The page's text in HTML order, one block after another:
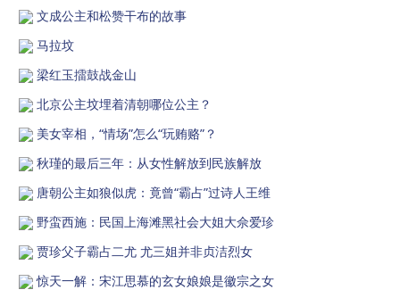
文成公主和松赞干布的故事
马拉坟
梁红玉擂鼓战金山
北京公主坟埋着清朝哪位公主？
美女宰相，“情场”怎么“玩贿赂”？
秋瑾的最后三年：从女性解放到民族解放
唐朝公主如狼似虎：竟曾“霸占”过诗人王维
野蛮西施：民国上海滩黑社会大姐大佘爱珍
贾珍父子霸占二尤 尤三姐并非贞洁烈女
惊天一解：宋江思慕的玄女娘娘是徽宗之女